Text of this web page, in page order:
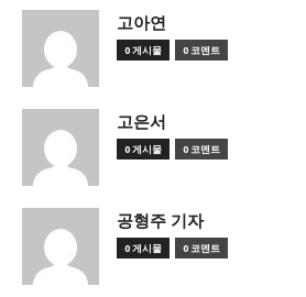
고아연
0 게시물 0 코멘트
고은서
0 게시물 0 코멘트
공형주 기자
0 게시물 0 코멘트